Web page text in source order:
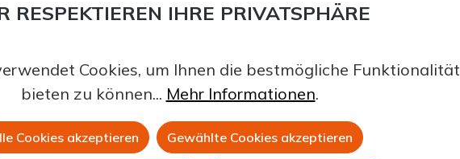
RESPEKTIEREN IHRE PRIVATSPHÄRE
Cookies, um Ihnen die bestmögliche Funktionalität
bieten zu können... Mehr Informationen.
Cookies akzeptieren Gewählte Cookies akzeptieren